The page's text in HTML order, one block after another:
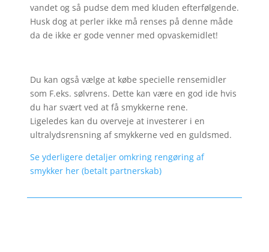
vandet og så pudse dem med kluden efterfølgende.
Husk dog at perler ikke må renses på denne måde
da de ikke er gode venner med opvaskemidlet!
Du kan også vælge at købe specielle rensemidler
som F.eks. sølvrens. Dette kan være en god ide hvis
du har svært ved at få smykkerne rene.
Ligeledes kan du overveje at investerer i en
ultralydsrensning af smykkerne ved en guldsmed.
Se yderligere detaljer omkring rengøring af
smykker her (betalt partnerskab)